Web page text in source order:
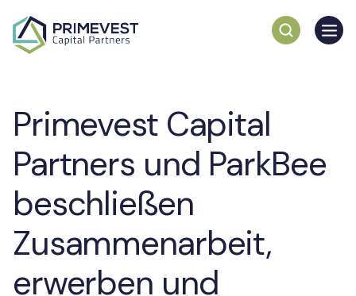
Primevest Capital
Partners und ParkBee
beschließen
Zusammenarbeit,
erwerben und